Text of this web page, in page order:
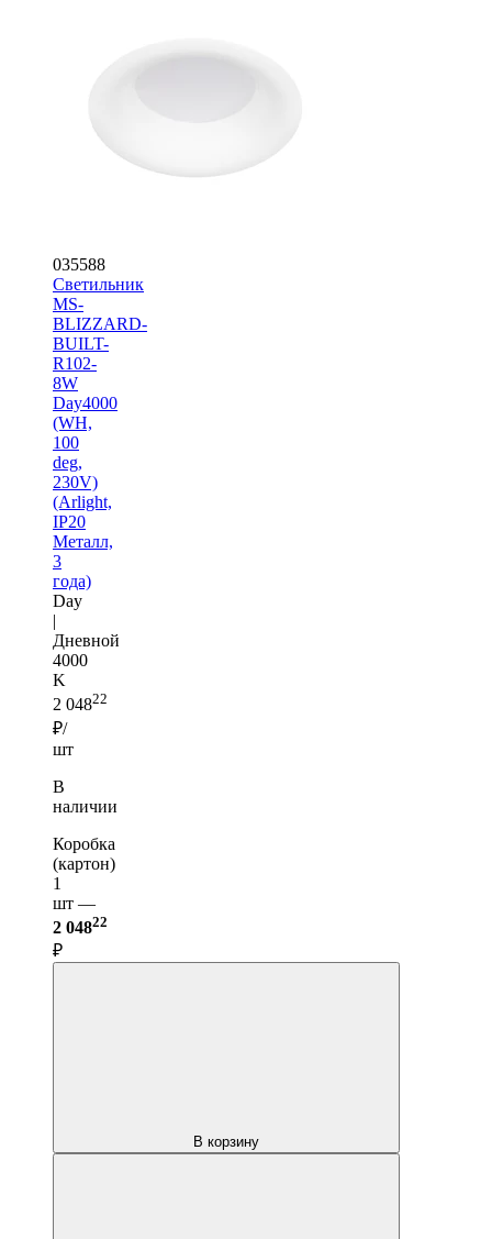
035588
Светильник
MS-
BLIZZARD-
BUILT-
R102-
8W
Day4000
(WH,
100
deg,
230V)
(Arlight,
IP20
Металл,
3
года)
Day
|
Дневной
4000
K
2 04822
₽/
шт
В
наличии
Коробка
(картон)
1
шт —
2 04822
₽
В корзину